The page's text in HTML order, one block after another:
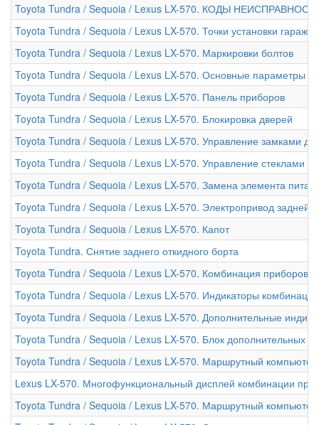
Toyota Tundra / Sequoia / Lexus LX-570. КОДЫ
Toyota Tundra / Sequoia / Lexus LX-570. Точки установки
Toyota Tundra / Sequoia / Lexus LX-570. Маркировки болтов
Toyota Tundra / Sequoia / Lexus LX-570. Основные параметры
Toyota Tundra / Sequoia / Lexus LX-570. Панель приборов
Toyota Tundra / Sequoia / Lexus LX-570. Блокировка дверей
Toyota Tundra / Sequoia / Lexus LX-570. Управление замками
Toyota Tundra / Sequoia / Lexus LX-570. Управление стеклами
Toyota Tundra / Sequoia / Lexus LX-570. Замена элемента
Toyota Tundra / Sequoia / Lexus LX-570. Электропривод задней
Toyota Tundra / Sequoia / Lexus LX-570. Капот
Toyota Tundra. Снятие заднего откидного борта
Toyota Tundra / Sequoia / Lexus LX-570. Комбинация приборов
Toyota Tundra / Sequoia / Lexus LX-570. Индикаторы
Toyota Tundra / Sequoia / Lexus LX-570. Дополнительные
Toyota Tundra / Sequoia / Lexus LX-570. Блок дополнительных
Toyota Tundra / Sequoia / Lexus LX-570. Маршрутный компьютер
Lexus LX-570. Многофункциональный дисплей комбинации
Toyota Tundra / Sequoia / Lexus LX-570. Маршрутный компьютер